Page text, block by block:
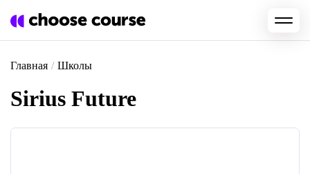
Главная / Школы
Sirius Future